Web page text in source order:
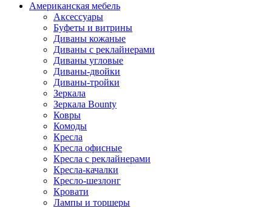
Американская мебель
Аксессуары
Буфеты и витрины
Диваны кожаные
Диваны с реклайнерами
Диваны угловые
Диваны-двойки
Диваны-тройки
Зеркала
Зеркала Bounty
Ковры
Комоды
Кресла
Кресла офисные
Кресла с реклайнерами
Кресла-качалки
Кресло-шезлонг
Кровати
Лампы и торшеры